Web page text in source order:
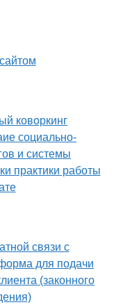
коворкинг
социально-
и системы
практики работы
связи с
для подачи
(законного